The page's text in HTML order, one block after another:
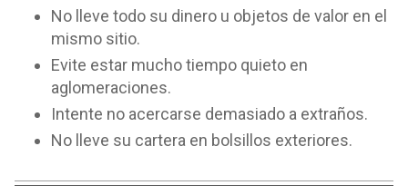
No lleve todo su dinero u objetos de valor en el
mismo sitio.
Evite estar mucho tiempo quieto en
aglomeraciones.
Intente no acercarse demasiado a extraños.
No lleve su cartera en bolsillos exteriores.